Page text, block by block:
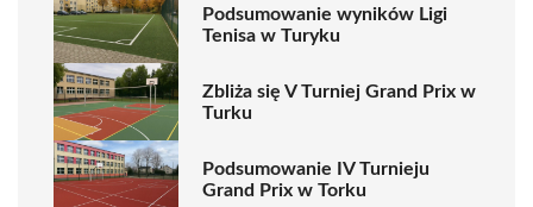
Podsumowanie wyników Ligi
Tenisa w Turyku
Zbliża się V Turniej Grand Prix w
Turku
Podsumowanie IV Turnieju
Grand Prix w Torku